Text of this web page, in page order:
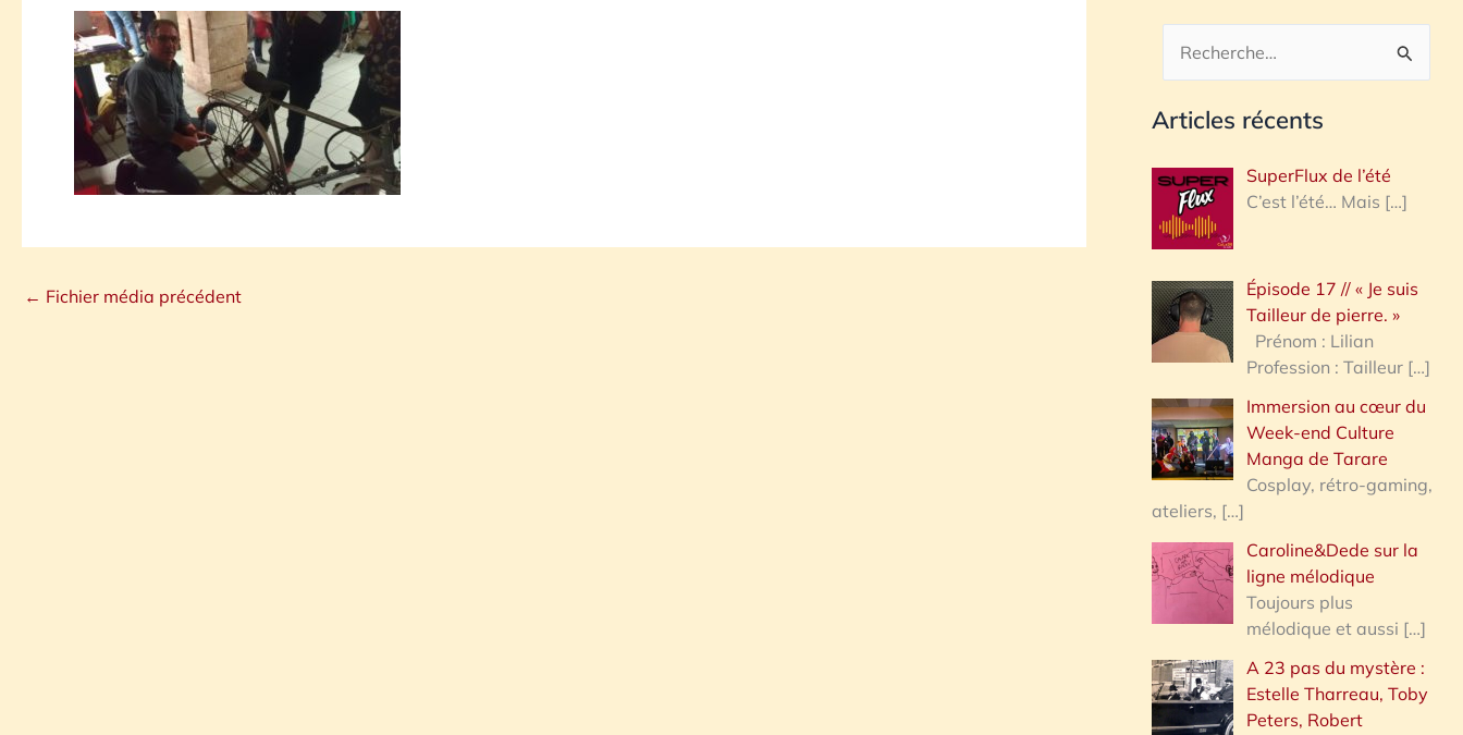
← Fichier média précédent
c
h
r
h
e
:
Articles récents
SuperFlux de l’été
C’est l’été… Mais […]
Épisode 17 // « Je suis
Tailleur de pierre. »
Prénom : Lilian
Profession : Tailleur […]
Immersion au cœur du
Week-end Culture
Manga de Tarare
Cosplay, rétro-gaming,
ateliers, […]
Caroline&Dede sur la
ligne mélodique
Toujours plus
mélodique et aussi […]
A 23 pas du mystère :
Estelle Tharreau, Toby
Peters, Robert